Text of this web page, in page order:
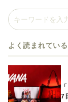
よく読まれてい
7